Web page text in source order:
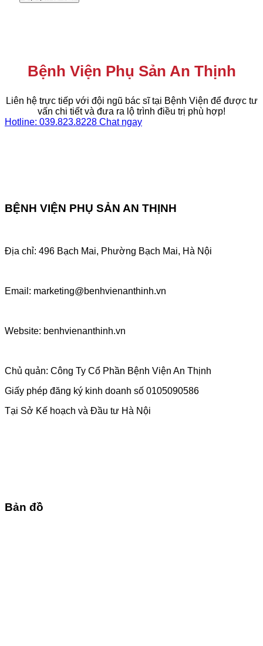
Bệnh Viện Phụ Sản An Thịnh
Liên hệ trực tiếp với đội ngũ bác sĩ tại Bệnh Viện để được tư
vấn chi tiết và đưa ra lộ trình điều trị phù hợp!
Hotline: 039.823.8228 Chat ngay
BỆNH VIỆN PHỤ SẢN AN THỊNH
Địa chỉ: 496 Bạch Mai, Phường Bạch Mai, Hà Nội
Email: marketing@benhvienanthinh.vn
Website: benhvienanthinh.vn
Chủ quản: Công Ty Cổ Phần Bệnh Viện An Thịnh
Giấy phép đăng ký kinh doanh số 0105090586
Tại Sở Kế hoạch và Đầu tư Hà Nội
Bản đồ